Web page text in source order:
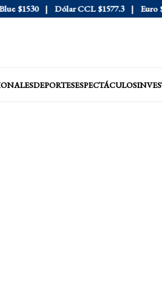
$1530 Dólar CCL $1577.3 Euro
DEPORTESESPECTÁCULOS